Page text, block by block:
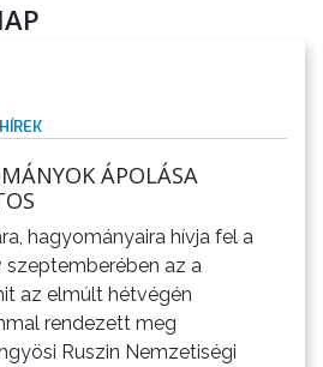
HÍREK
ÁPOLÁSA
hagyományaira hívja fel a
az a
az elmúlt hétvégén
rendezett meg
Ruszin Nemzetiségi